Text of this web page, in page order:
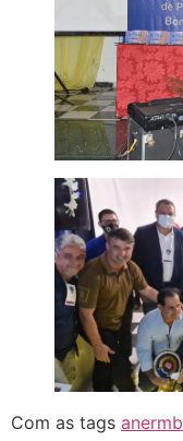
Com as tags anermb